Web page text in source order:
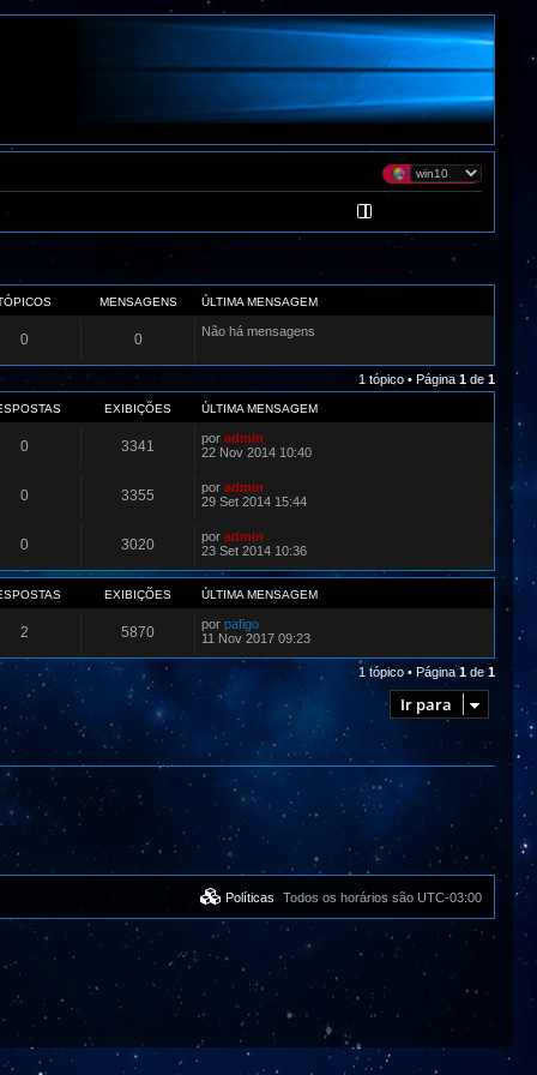
MENSAGENS ÚLTIMA MENSAGEM
0 0 Não há mensagens
1 tópico • Página 1 de 1
EXIBIÇÕES ÚLTIMA MENSAGEM
0 3341 por admin
22 Nov 2014 10:40
0 3355 por admin
29 Set 2014 15:44
0 3020 por admin
23 Set 2014 10:36
EXIBIÇÕES ÚLTIMA MENSAGEM
2 5870 por pafigo
11 Nov 2017 09:23
1 tópico • Página1 de 1
Ir para
Todos os horários são UTC-03:00
Políticas